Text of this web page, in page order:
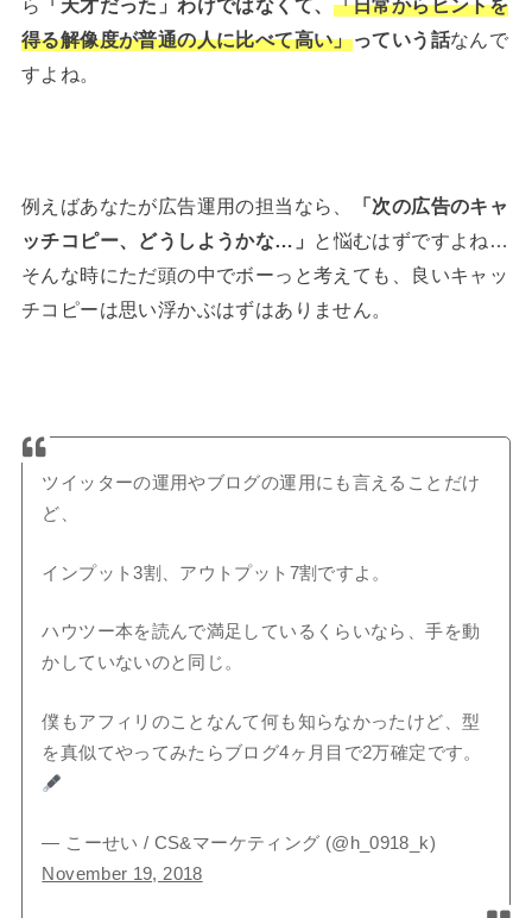
ら 「天才だった」わけではなくて、 「日常からヒントを
得る解像度が普通の人に比べて高い」っていう話なんで
すよね。
例えばあなたが広告運用の担当なら、
「次の広告のキャ
ッチコピー、どうしようかな…」
と悩むはずですよね…
そんな時にただ頭の中でボーっと考えても、良いキャッ
チコピーは思い浮かぶはずはありません。
ツイッターの運用やブログの運用にも言えることだけ
ど、
インプット3割、アウトプット7割ですよ。
ハウツー本を読んで満足しているくらいなら、手を動
かしていないのと同じ。
僕もアフィリのことなんて何も知らなかったけど、型
を真似てやってみたらブログ4ヶ月目で2万確定です。
— こーせい / CS&マーケティング (@h_0918_k)
November 19, 2018